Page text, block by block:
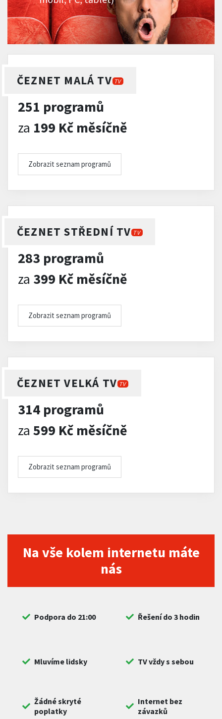
ČEZNET MALÁ TV TV
251 programů
za 199 Kč měsíčně
Zobrazit seznam programů
ČEZNET STŘEDNÍ TV TV
283 programů
za 399 Kč měsíčně
Zobrazit seznam programů
ČEZNET VELKÁ TV TV
314 programů
za 599 Kč měsíčně
Zobrazit seznam programů
Na vše kolem internetu máte
nás
Podpora do 21:00 Řešení do 3 hodin
Mluvíme lidsky TV vždy s sebou
Žádné skryté
poplatky
Internet bez
závazků